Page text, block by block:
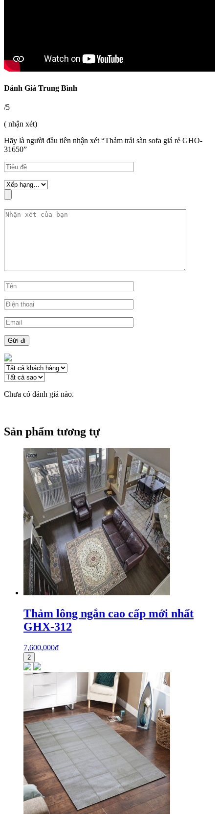
Đánh Giá Trung Bình
/5
( nhận xét)
Hãy là người đầu tiên nhận xét “Thảm trải sàn sofa giá rẻ GHO-
31650”
Chưa có đánh giá nào.
Sản phẩm tương tự
Thảm lông ngắn cao cấp mới nhất
GHX-312
7,600,000₫
2